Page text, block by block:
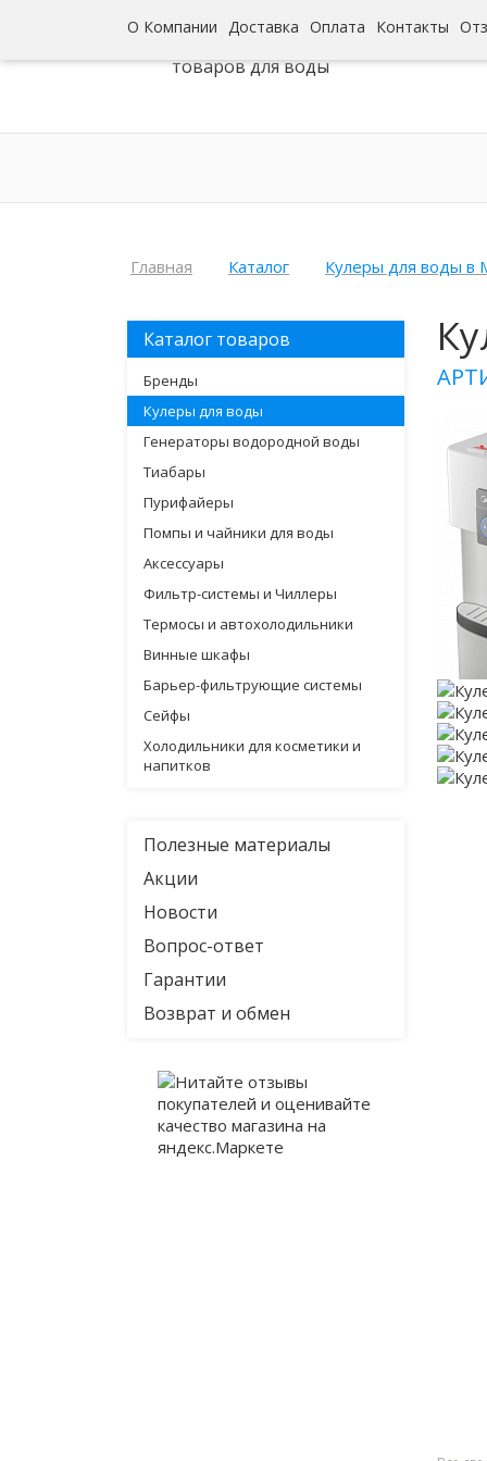
О Компании Доставка Оплата Контакты
Интернет-гипермаркет
товаров для воды
Главная Каталог Кулеры для воды в
Каталог товаров
Бренды
Кулеры для воды
Генераторы водородной воды
Тиабары
Пурифайеры
Помпы и чайники для воды
Аксессуары
Фильтр-системы и Чиллеры
Термосы и автохолодильники
Винные шкафы
Барьер-фильтрующие системы
Сейфы
Холодильники для косметики и
напитков
Полезные материалы
Акции
Новости
Вопрос-ответ
Гарантии
Возврат и обмен